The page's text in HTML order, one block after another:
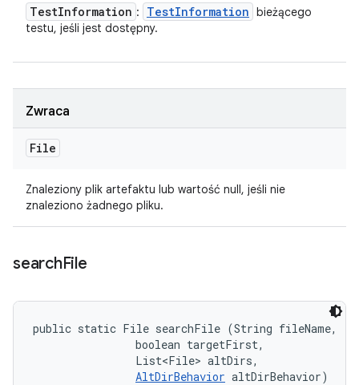
TestInformation : TestInformation bieżącego
testu, jeśli jest dostępny.
Zwraca
File
Znaleziony plik artefaktu lub wartość null, jeśli nie
znaleziono żadnego pliku.
searchFile
public static File searchFile (String fileName,
                boolean targetFirst,
                List<File> altDirs,
AltDirBehavior altDirBehavior)